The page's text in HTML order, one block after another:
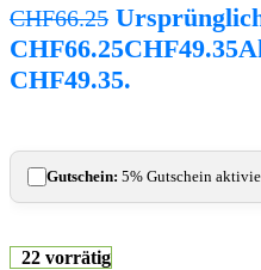
CHF66.25
CHF66.25CHF49.35
CHF49.35.
Gutschein: 5% Gutschein
22 vorrätig